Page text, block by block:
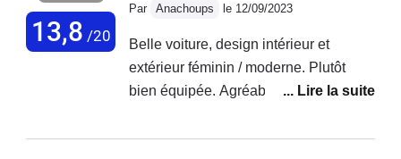
13,8 /20
Par Anachoups le 12/09/2023
Belle voiture, design intérieur et
extérieur féminin / moderne. Plutôt
bien équipée. Agréable à conduire sur
de route. Malheureusement aucune